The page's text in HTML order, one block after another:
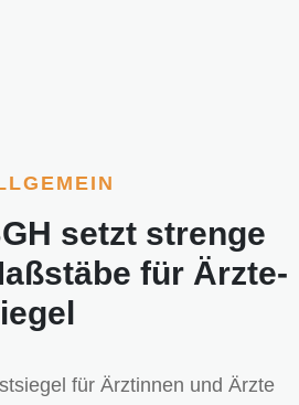
setzt strenge
für Ärzte-
für Ärztinnen und Ärzte